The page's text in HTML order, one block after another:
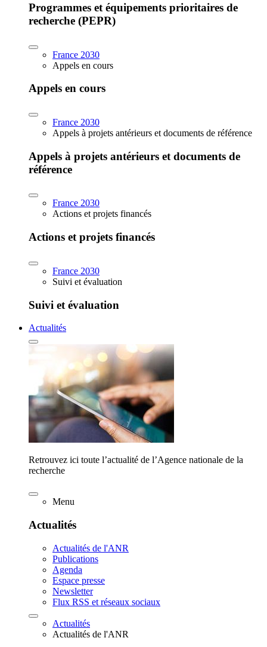
Programmes et équipements prioritaires de
recherche (PEPR)
France 2030
Appels en cours
Appels en cours
France 2030
Appels à projets antérieurs et documents de référence
Appels à projets antérieurs et documents de
référence
France 2030
Actions et projets financés
Actions et projets financés
France 2030
Suivi et évaluation
Suivi et évaluation
Actualités
Retrouvez ici toute l’actualité de l’Agence nationale de la
recherche
Menu
Actualités
Actualités de l'ANR
Publications
Agenda
Espace presse
Newsletter
Flux RSS et réseaux sociaux
Actualités
Actualités de l'ANR